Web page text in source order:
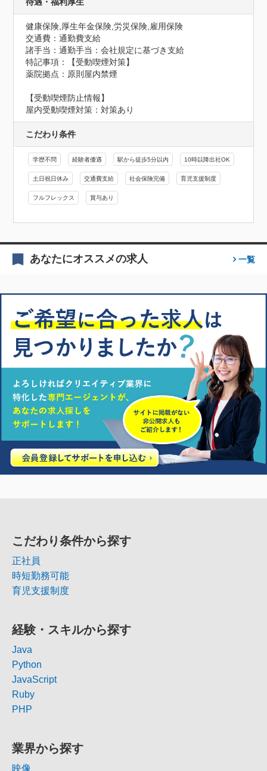
健康保険,厚生年金保険,労災保険,雇用保険
交通費：通勤費支給
諸手当：通勤手当：会社規定に基づき支給
特記事項：【受動喫煙対策】
薬院拠点：原則屋内禁煙
【受動喫煙防止情報】
屋内受動喫煙対策：対策あり
こだわり条件
学歴不問 経験者優遇 駅から徒歩5分以内 10時以降出社OK
土日祝日休み 交通費支給 社会保険完備 育児支援制度
フルフレックス 賞与あり
あなたにオススメの求人 一覧
こだわり条件から探す
正社員
時短勤務可能
育児支援制度
経験・スキルから探す
Java
Python
JavaScript
Ruby
PHP
業界から探す
映像